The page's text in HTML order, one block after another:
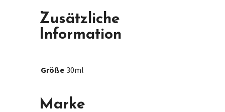
Zusätzliche
Information
Größe 30ml
Marke